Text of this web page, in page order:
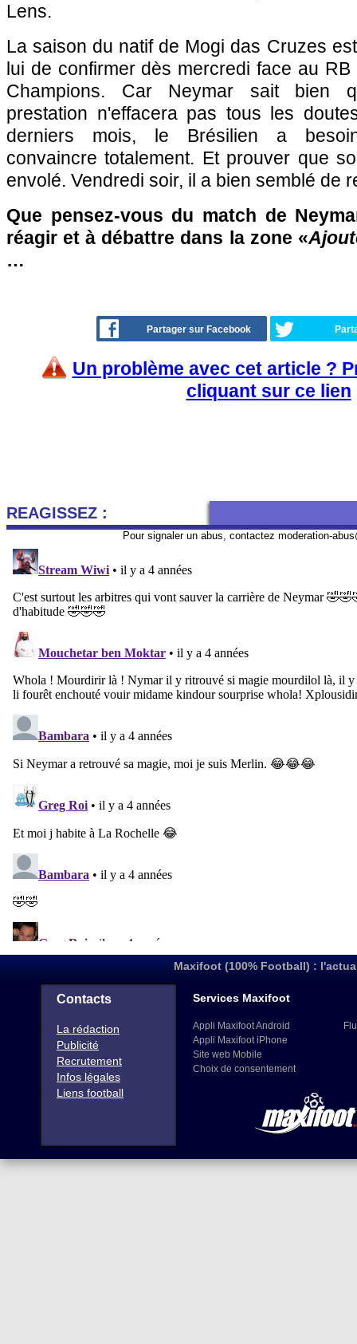
Lens.
La saison du natif de Mogi das Cruzes
lui de confirmer dès mercredi face au
Champions. Car Neymar sait bien
prestation n'effacera pas tous les
derniers mois, le Brésilien a
convaincre totalement. Et prouver que
envolé. Vendredi soir, il a bien semblé de
Que pensez-vous du match de
réagir et à débattre dans la zone «
…
Partager sur Facebook
Un problème avec cet article ?
cliquant sur ce lien
REAGISSEZ :
Pour signaler un abus, contactez moderation-
Maxifoot (100% Football) :
Contacts
La rédaction
Publicité
Recrutement
Infos légales
Liens football
Services Maxifoot
Appli Maxifoot Android
Appli Maxifoot iPhone
Site web Mobile
Choix de consentement